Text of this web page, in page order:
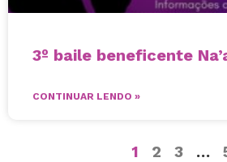
3º baile beneficente
CONTINUAR LENDO »
1 2 3 …